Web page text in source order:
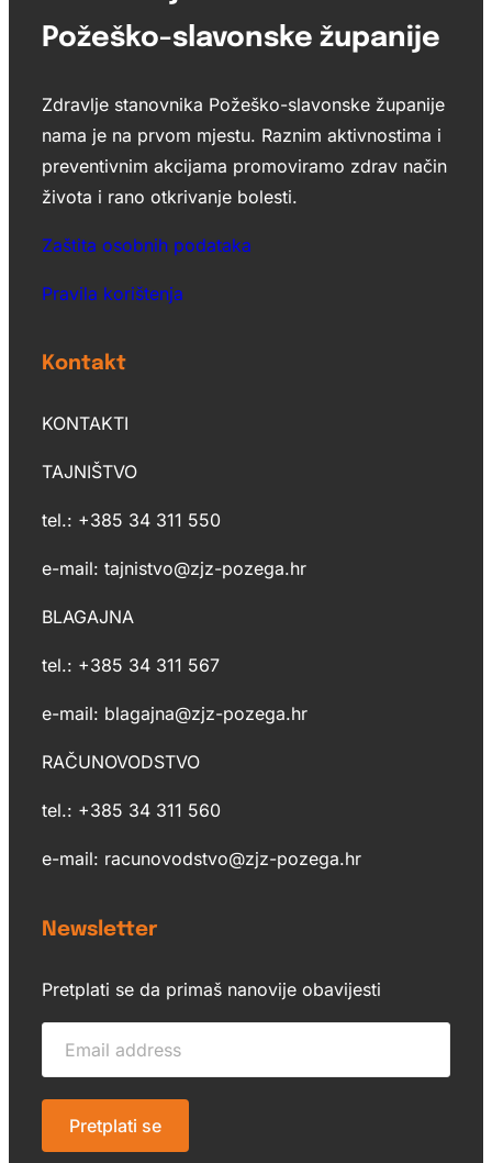
Požeško-slavonske županije
Zdravlje stanovnika Požeško-slavonske županije
nama je na prvom mjestu. Raznim aktivnostima i
preventivnim akcijama promoviramo zdrav način
života i rano otkrivanje bolesti.
Zaštita osobnih podataka
Pravila korištenja
Kontakt
KONTAKTI
TAJNIŠTVO
tel.: +385 34 311 550
e-mail: tajnistvo@zjz-pozega.hr
BLAGAJNA
tel.: +385 34 311 567
e-mail: blagajna@zjz-pozega.hr
RAČUNOVODSTVO
tel.: +385 34 311 560
e-mail: racunovodstvo@zjz-pozega.hr
Newsletter
Pretplati se da primaš nanovije obavijesti